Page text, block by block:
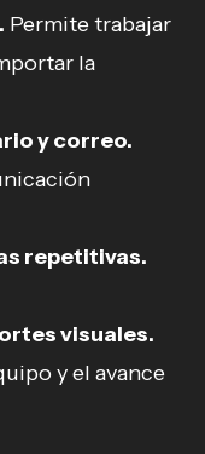
Permite trabajar
la
y correo.
repetitivas.
visuales.
y el avance